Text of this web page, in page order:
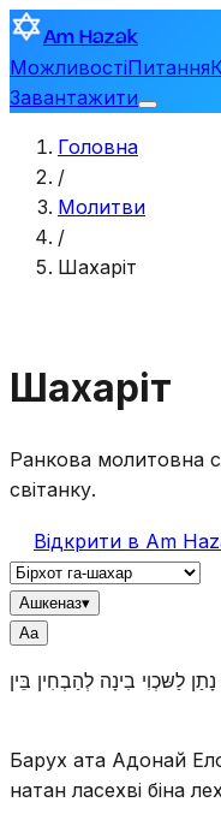
Am Hazak
МожливостіПитання
Завантажити
Головна
/
Молитви
/
Шахаріт
Шахаріт
Ранкова молитовна
світанку.
Відкрити в Am
Ашкеназ▾
Aa
לַשּכְוִי בִינָה לְהַבְחִין בֵּין
Барух ата Адонай
натан ласехві біна